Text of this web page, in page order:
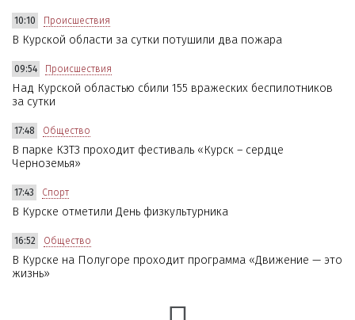
10:10 Происшествия
В Курской области за сутки потушили два пожара
09:54 Происшествия
Над Курской областью сбили 155 вражеских беспилотников
за сутки
17:48 Общество
В парке КЗТЗ проходит фестиваль «Курск – сердце
Черноземья»
17:43 Спорт
В Курске отметили День физкультурника
16:52 Общество
В Курске на Полугоре проходит программа «Движение — это
жизнь»